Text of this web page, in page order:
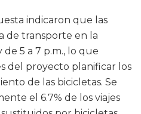
indicaron que las
de transporte en la
de 5 a 7 p.m., lo que
del proyecto planificar los
de las bicicletas. Se
el 6.7% de los viajes